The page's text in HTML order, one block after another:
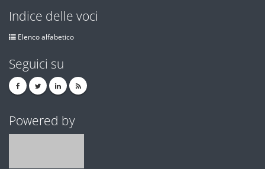
Indice delle voci
Elenco alfabetico
Seguici su
Powered by